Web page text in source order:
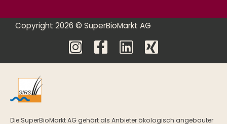
Copyright 2026 © SuperBioMarkt AG
Die SuperBioMarkt AG gehört als Anbieter ökologisch angebauter